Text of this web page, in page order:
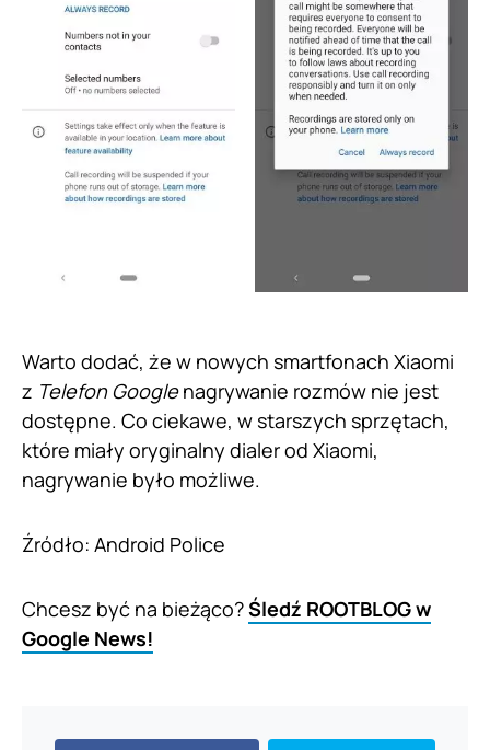
Warto dodać, że w nowych smartfonach Xiaomi
z Telefon Googlenagrywanie rozmów nie jest
dostępne. Co ciekawe, w starszych sprzętach,
które miały oryginalny dialer od Xiaomi,
nagrywanie było możliwe.
Źródło: Android Police
Chcesz być na bieżąco?Śledź ROOTBLOG w
Google News!